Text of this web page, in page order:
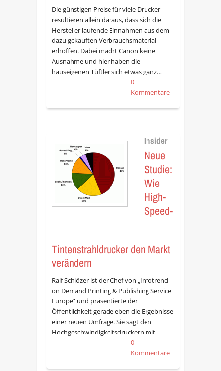
Die günstigen Preise für viele Drucker
resultieren allein daraus, dass sich die
Hersteller laufende Einnahmen aus dem
dazu gekauften Verbrauchsmaterial
erhoffen. Dabei macht Canon keine
Ausnahme und hier haben die
hauseigenen Tüftler sich etwas ganz…
0
Kommentare
Insider
Neue
Studie:
Wie
High-
Speed-
Tintenstrahldrucker den Markt
verändern
Ralf Schlözer ist der Chef von „Infotrend
on Demand Printing & Publishing Service
Europe“ und präsentierte der
Öffentlichkeit gerade eben die Ergebnisse
einer neuen Umfrage. Sie sagt den
Hochgeschwindigkeitsdruckern mit…
0
Kommentare